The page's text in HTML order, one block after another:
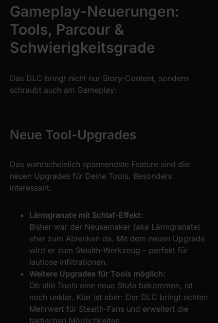
Gameplay-Neuerungen:
Tools, Parcour &
Schwierigkeitsgrade
Das DLC bringt nicht nur Story-Content, sondern
schraubt auch am Gameplay:
Neue Tool-Upgrades
Das wahrscheinlich spannendste Feature sind die
neuen Upgrades für Deine Tools. Besonders
interessant:
Lärmgranate mit Schlaf-Effekt:
Bisher war der Neusemaker (aka Lärmgranate)
eher zum Ablenken da. Mit dem neuen Upgrade
wird er zum Stealth-Werkzeug – perfekt für
lautlose Infiltrationen.
Weitere Upgrades für Tools möglich:
Ob alle Tools eine neue Stufe bekommen, ist
noch unklar. Klar ist aber: Der DLC bringt echten
Mehrwert für Stealth-Fans und erweitert die
taktischen Möglichkeiten.